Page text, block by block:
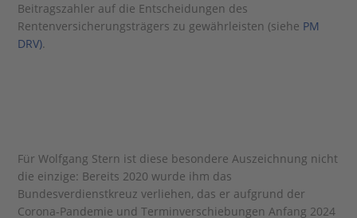
Beitragszahler auf die Entscheidungen des
Rentenversicherungsträgers zu gewährleisten (siehe PM
DRV).
Für Wolfgang Stern ist diese besondere Auszeichnung nicht
die einzige: Bereits 2020 wurde ihm das
Bundesverdienstkreuz verliehen, das er aufgrund der
Corona-Pandemie und Terminverschiebungen Anfang 2024